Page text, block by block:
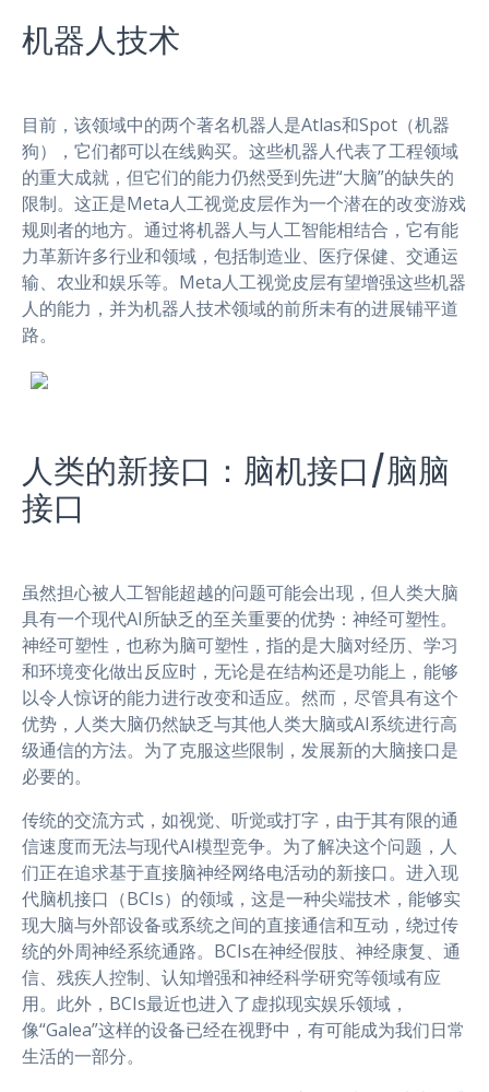
机器人技术
目前，该领域中的两个著名机器人是Atlas和Spot（机器
狗），它们都可以在线购买。这些机器人代表了工程领域
的重大成就，但它们的能力仍然受到先进“大脑”的缺失的
限制。这正是Meta人工视觉皮层作为一个潜在的改变游戏
规则者的地方。通过将机器人与人工智能相结合，它有能
力革新许多行业和领域，包括制造业、医疗保健、交通运
输、农业和娱乐等。Meta人工视觉皮层有望增强这些机器
人的能力，并为机器人技术领域的前所未有的进展铺平道
路。
人类的新接口：脑机接口/脑脑
接口
虽然担心被人工智能超越的问题可能会出现，但人类大脑
具有一个现代AI所缺乏的至关重要的优势：神经可塑性。
神经可塑性，也称为脑可塑性，指的是大脑对经历、学习
和环境变化做出反应时，无论是在结构还是功能上，能够
以令人惊讶的能力进行改变和适应。然而，尽管具有这个
优势，人类大脑仍然缺乏与其他人类大脑或AI系统进行高
级通信的方法。为了克服这些限制，发展新的大脑接口是
必要的。
传统的交流方式，如视觉、听觉或打字，由于其有限的通
信速度而无法与现代AI模型竞争。为了解决这个问题，人
们正在追求基于直接脑神经网络电活动的新接口。进入现
代脑机接口（BCIs）的领域，这是一种尖端技术，能够实
现大脑与外部设备或系统之间的直接通信和互动，绕过传
统的外周神经系统通路。BCIs在神经假肢、神经康复、通
信、残疾人控制、认知增强和神经科学研究等领域有应
用。此外，BCIs最近也进入了虚拟现实娱乐领域，
像“Galea”这样的设备已经在视野中，有可能成为我们日常
生活的一部分。